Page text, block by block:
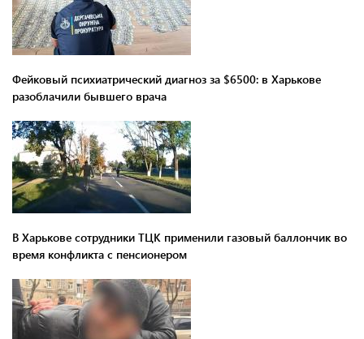
Фейковый психиатрический диагноз за $6500: в Харькове
разоблачили бывшего врача
В Харькове сотрудники ТЦК применили газовый баллончик во
время конфликта с пенсионером